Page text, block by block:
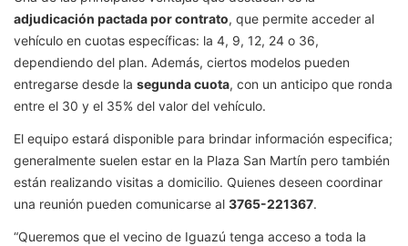
adjudicación pactada por contrato, que permite acceder al
vehículo en cuotas específicas: la 4, 9, 12, 24 o 36,
dependiendo del plan. Además, ciertos modelos pueden
entregarse desde la segunda cuota, con un anticipo que ronda
entre el 30 y el 35% del valor del vehículo.
El equipo estará disponible para brindar información especifica;
generalmente suelen estar en la Plaza San Martín pero también
están realizando visitas a domicilio. Quienes deseen coordinar
una reunión pueden comunicarse al 3765-221367.
“Queremos que el vecino de Iguazú tenga acceso a toda la